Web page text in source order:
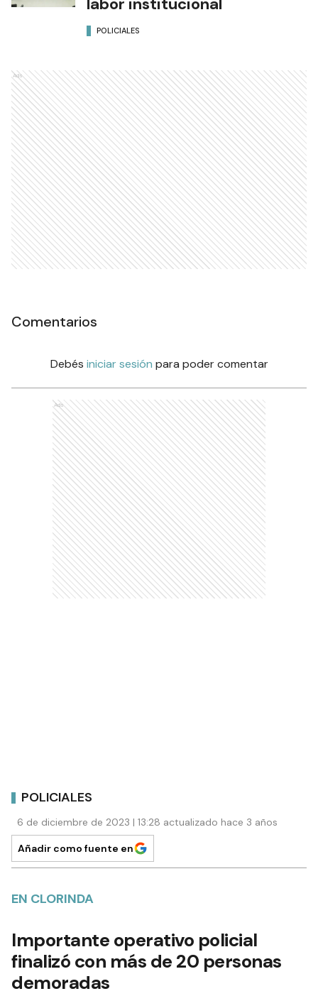
labor institucional
POLICIALES
Ads
Comentarios
Debés iniciar sesión para poder comentar
Ads
POLICIALES
6 de diciembre de 2023 | 13:28 actualizado hace 3 años
Añadir como fuente en
EN CLORINDA
Importante operativo policial
finalizó con más de 20 personas
demoradas